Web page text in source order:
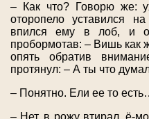
– Как что? Говорю же:
оторопело уставился
впился ему в лоб, и
пробормотав: – Вишь как
опять обратив
протянул: – А ты что
– Понятно. Ели ее то